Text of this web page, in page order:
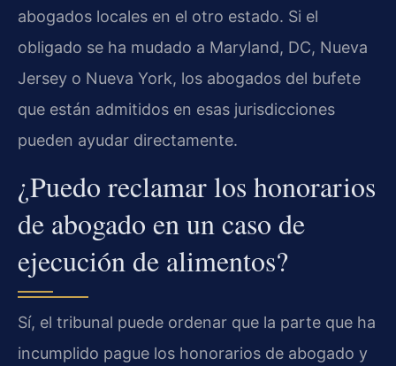
abogados locales en el otro estado. Si el
obligado se ha mudado a Maryland, DC, Nueva
Jersey o Nueva York, los abogados del bufete
que están admitidos en esas jurisdicciones
pueden ayudar directamente.
¿Puedo reclamar los honorarios
de abogado en un caso de
ejecución de alimentos?
Sí, el tribunal puede ordenar que la parte que ha
incumplido pague los honorarios de abogado y